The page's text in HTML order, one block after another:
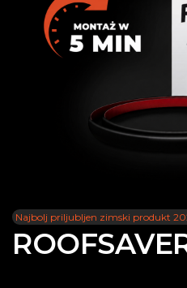
Najbolj priljubljen zimski produkt